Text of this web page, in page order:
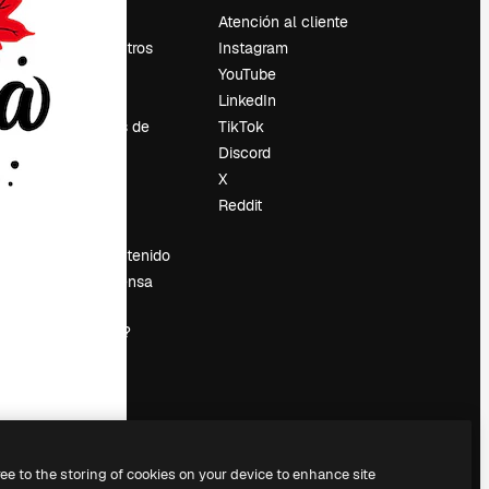
Sobre nosotros
Empleo
Tendencias de
Vender contenido
Sala de prensa
magnific.ai?
Atención al cliente
Instagram
YouTube
LinkedIn
TikTok
Discord
X
Reddit
to the storing of cookies on your device to enhance site